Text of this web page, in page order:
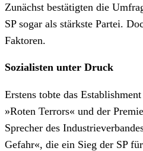
Zunächst bestätigten die
SP sogar als stärkste Partei.
Faktoren.
Sozialisten unter Druck
Erstens tobte das
»Roten Terrors« und der
Sprecher des
Gefahr«, die ein Sieg der SP